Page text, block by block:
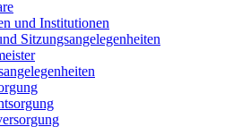
und Institutionen
Sitzungsangelegenheiten